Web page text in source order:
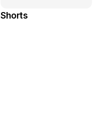
Shorts